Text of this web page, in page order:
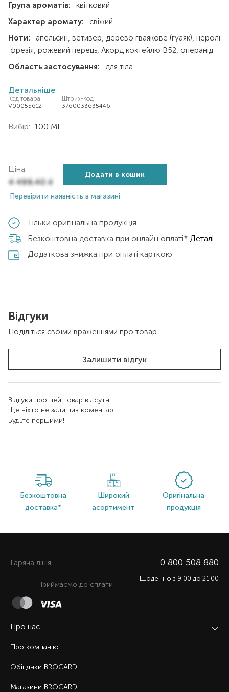
Група ароматів:
квітковий
Характер аромату:
свіжий
Ноти:
апельсин ветивер дерево гваякове (гуаяк) неролі
фрезія рожевий перець Акорд коктейлю В52 операнід
Область застосування:
для тіла
Детальніше
Код товара
V00055612
Штрих-код
3760033635446
Вибір: 100 ML
Ціна:
4 499,40 ₴
Додати в кошик
Перевірити наявність в магазині
Тільки оригінальна продукція
Безкоштовна доставка при онлайн оплаті* Деталі
Додаткова знижка при оплаті карткою
Відгуки
Поділіться своїми враженнями про товар
Залишити відгук
Відгуки про цей товар відсутні
Ще ніхто не залишив коментар
Будьте першими!
Безкоштовна
доставка*
Широкий
асортимент
Оригінальна
продукція
Про нас
Про компанію
Обіцянки BROCARD
Магазини BROCARD
Гаряча лiнiя 0 800 508 880
Щоденно з 9:00 до 21:00
Приймаємо до сплати